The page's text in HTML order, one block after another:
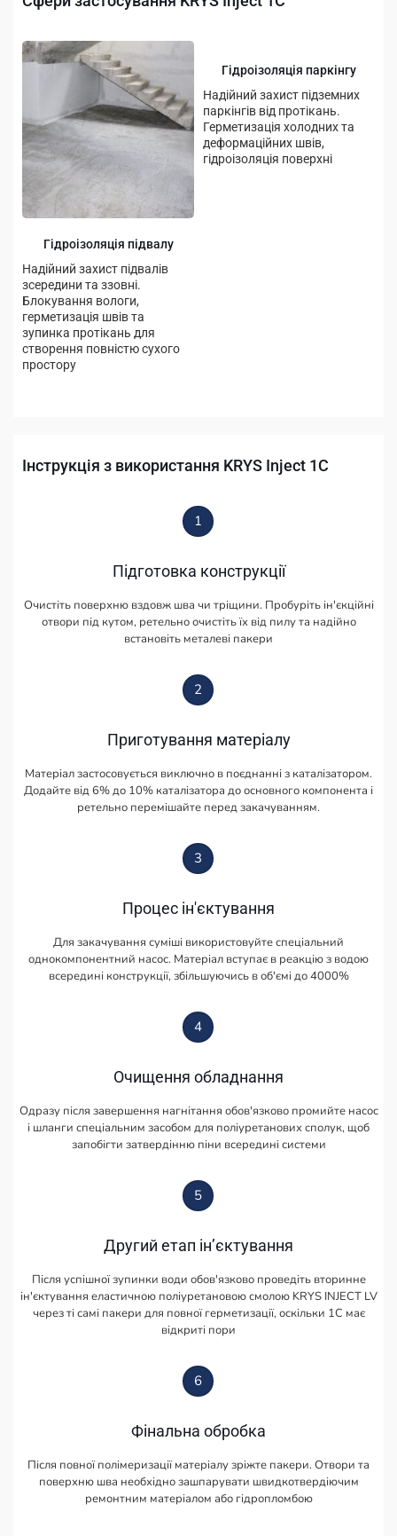
Гідроізоляція підвалу
Надійний захист підвалів
зсередини та ззовні.
Блокування вологи,
герметизація швів та
зупинка протікань для
створення повністю сухого
простору
Гідроізоляція паркінгу
Надійний захист підземних
паркінгів від протікань.
Герметизація холодних та
деформаційних швів,
гідроізоляція поверхні
Інструкція з використання KRYS Inject 1С
1
Підготовка конструкції
Очистіть поверхню вздовж шва чи тріщини. Пробуріть ін'єкційні
отвори під кутом, ретельно очистіть їх від пилу та надійно
встановіть металеві пакери
2
Приготування матеріалу
Матеріал застосовується виключно в поєднанні з каталізатором.
Додайте від 6% до 10% каталізатора до основного компонента і
ретельно перемішайте перед закачуванням.
3
Процес ін'єктування
Для закачування суміші використовуйте спеціальний
однокомпонентний насос. Матеріал вступає в реакцію з водою
всередині конструкції, збільшуючись в об'ємі до 4000%
4
Очищення обладнання
Одразу після завершення нагнітання обов'язково промийте насос
і шланги спеціальним засобом для поліуретанових сполук, щоб
запобігти затвердінню піни всередині системи
5
Другий етап інʼєктування
Після успішної зупинки води обов'язково проведіть вторинне
ін'єктування еластичною поліуретановою смолою KRYS INJECT LV
через ті самі пакери для повної герметизації, оскільки 1С має
відкриті пори
6
Фінальна обробка
Після повної полімеризації матеріалу зріжте пакери. Отвори та
поверхню шва необхідно зашпарувати швидкотвердіючим
ремонтним матеріалом або гідропломбою